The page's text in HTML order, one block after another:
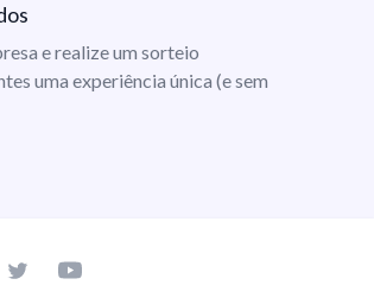
e realize um sorteio
uma experiência única (e sem